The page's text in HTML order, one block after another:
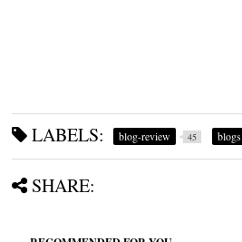
LABELS: blog-review 45 blogs
SHARE: